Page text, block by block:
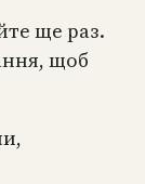
ще раз.
щоб